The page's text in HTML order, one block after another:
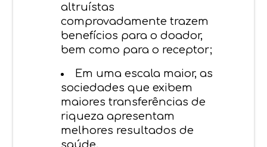
altruístas
comprovadamente trazem
benefícios para o doador,
bem como para o receptor;
Em uma escala maior, as
sociedades que exibem
maiores transferências de
riqueza apresentam
melhores resultados de
saúde.